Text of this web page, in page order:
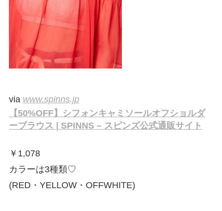
via www.spinns.jp
【50%OFF】シフォンキャミソールオフショルダ
ーブラウス | SPINNS – スピンズ公式通販サイト
￥ 1,078
カラーは3種類♡
(RED・YELLOW・OFFWHITE)